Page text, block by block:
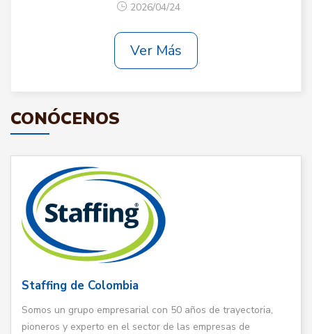
2026/04/24
Ver Más
CONÓCENOS
Staffing de Colombia
Somos un grupo empresarial con 50 años de trayectoria,
pioneros y experto en el sector de las empresas de